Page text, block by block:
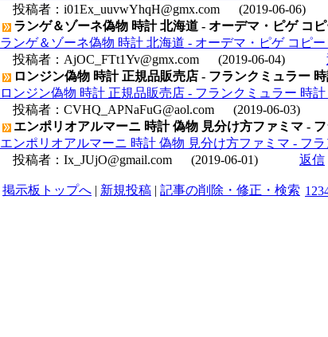
投稿者： i01Ex_uuvwYhqH@gmx.com (2019-06-06)
ランゲ＆ゾーネ偽物 時計 北海道 - オーデマ・ピゲ コピ
ランゲ＆ゾーネ偽物 時計 北海道 - オーデマ・ピゲ コピー
投稿者： AjOC_FTt1Yv@gmx.com (2019-06-04)
ロンジン偽物 時計 正規品販売店 - フランクミュラー
ロンジン偽物 時計 正規品販売店 - フランクミュラー 時
投稿者： CVHQ_APNaFuG@aol.com (2019-06-03)
エンポリオアルマーニ 時計 偽物 見分け方ファミマ -
エンポリオアルマーニ 時計 偽物 見分け方ファミマ - フ
投稿者： Ix_JUjO@gmail.com (2019-06-01) 返信
掲示板トップへ | 新規投稿 | 記事の削除・修正・検索 1 23